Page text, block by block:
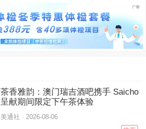
茶香雅韵：澳门瑞吉酒吧携手 Saicho
呈献期间限定下午茶体验
美通社 · 2026-08-06